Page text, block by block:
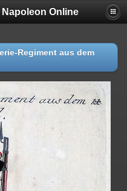
Online
Regiment aus dem